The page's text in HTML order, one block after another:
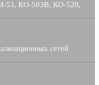
53, КО-503В, КО-520,
сетей